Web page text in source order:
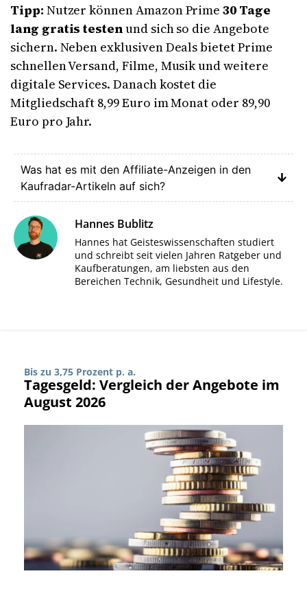
Tipp: Nutzer können Amazon Prime30 Tage
lang gratis testenund sich so die Angebote
sichern. Neben exklusiven Deals bietet Prime
schnellen Versand, Filme, Musik und weitere
digitale Services. Danach kostet die
Mitgliedschaft 8,99 Euro im Monat oder 89,90
Euro pro Jahr.
Was hat es mit den Affiliate-Anzeigen in den
Kaufradar-Artikeln auf sich?
Hannes Bublitz
Hannes hat Geisteswissenschaften studiert
und schreibt seit vielen Jahren Ratgeber und
Kaufberatungen, am liebsten aus den
Bereichen Technik, Gesundheit und Lifestyle.
Bis zu 3,75 Prozent p. a.
Tagesgeld: Vergleich der Angebote im
August 2026